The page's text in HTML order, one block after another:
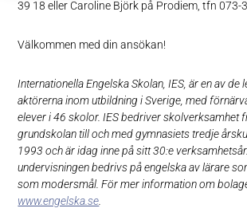
39 18 eller Caroline Björk på Prodiem, tfn 073-
Välkommen med din ansökan!
Internationella Engelska Skolan, IES, är en av de
aktörerna inom utbildning i Sverige, med
elever i 46 skolor. IES bedriver skolverksamhet
grundskolan till och med gymnasiets tredje
1993 och är idag inne på sitt 30:e
undervisningen bedrivs på engelska av lärare
som modersmål. För mer information om
www.engelska.se